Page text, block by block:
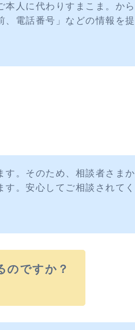
人に代わりすまこま。から
、電話番号」などの情報を提
す。そのため、相談者さまか
。安心してご相談されてく
のですか？